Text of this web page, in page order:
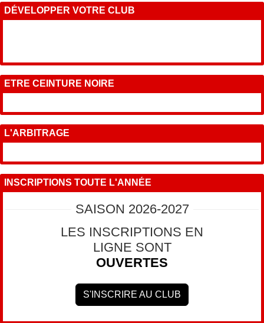
DÉVELOPPER VOTRE CLUB
ETRE CEINTURE NOIRE
L'ARBITRAGE
INSCRIPTIONS TOUTE L'ANNÉE
SAISON 2026-2027
LES INSCRIPTIONS EN
LIGNE SONT
OUVERTES
S'INSCRIRE AU CLUB